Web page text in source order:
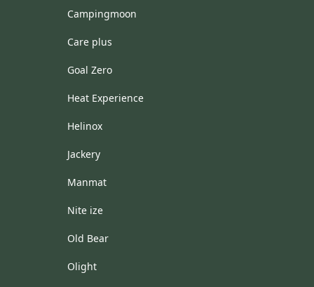
Campingmoon
Care plus
Goal Zero
Heat Experience
Helinox
Jackery
Manmat
Nite ize
Old Bear
Olight